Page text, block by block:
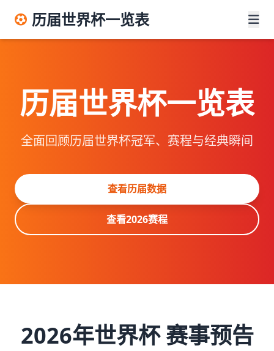
历届世界杯一览表
历届世界杯一览表
全面回顾历届世界杯冠军、赛程与经典瞬间
查看历届数据
查看2026赛程
2026年世界杯 赛事预告